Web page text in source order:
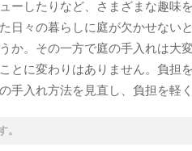
ーしたりなど、さまざまな趣味を
日々の暮らしに庭が欠かせないと
か。その一方で庭の手入れは大
とに変わりはありません。負担
手入れ方法を見直し、負担を軽
。